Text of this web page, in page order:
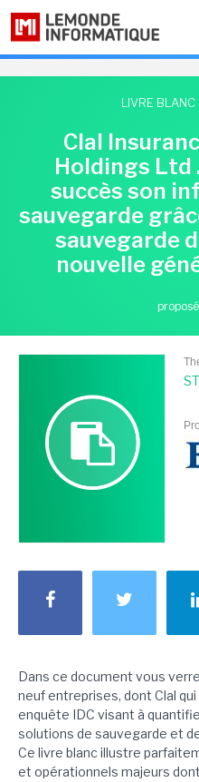
LIVRE BLANC
Clal
Holdings Ltd
succès son
sauvegarde
sauvegarde
nouvelle
Dans ce document vous
neuf entreprises, dont Clal
enquête IDC visant à
solutions de sauvegarde et
Ce livre blanc illustre
et opérationnels majeurs